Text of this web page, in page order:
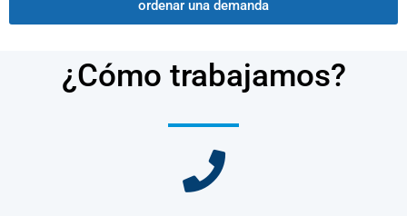
ordenar una demanda
¿Cómo trabajamos?